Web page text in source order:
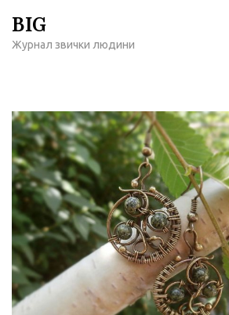
содержимому
BIG
Журнал звички людини